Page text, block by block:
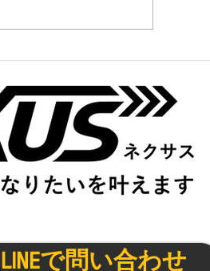
かけっこクラブ
LINEで問い合わせ